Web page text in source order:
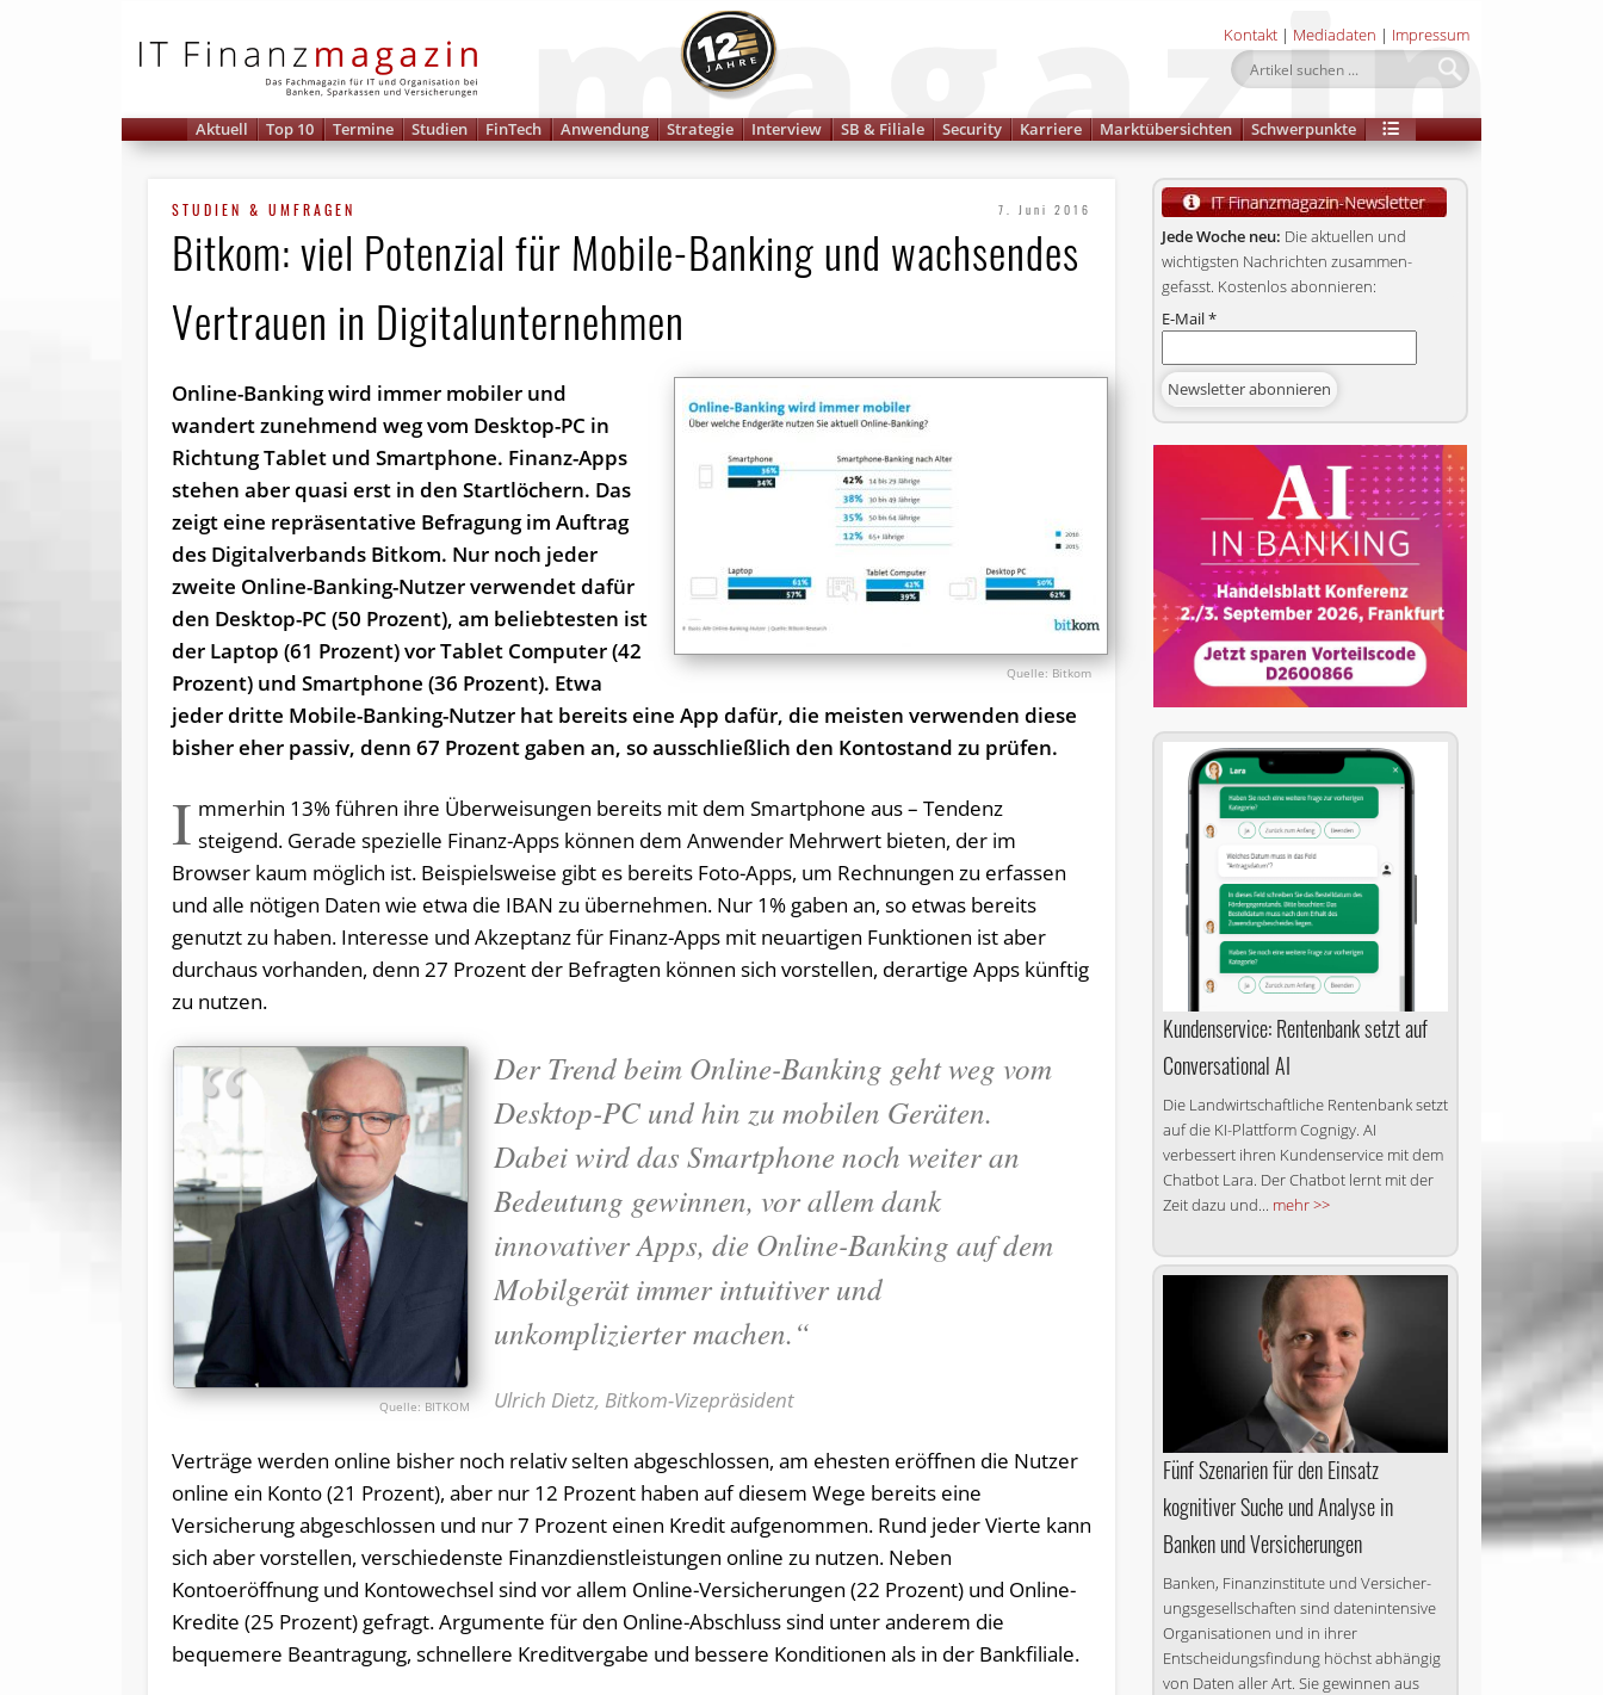
Kontakt | Mediadaten | Impressum
Aktuell Top 10 Termine Studien FinTech Anwendung Strategie Interview SB & Filiale Security Karriere Marktübersichten Schwerpunkte
STUDIEN & UMFRAGEN 7. Juni 2016
Bitkom: viel Potenzial für Mobile-Banking und wachsendes
Vertrauen in Digitalunternehmen
Bitkom
Online-Banking wird immer mobiler und
wandert zunehmend weg vom Desktop-PC in
Richtung Tablet und Smartphone. Finanz-Apps
stehen aber quasi erst in den Startlöchern. Das
zeigt eine repräsentative Befragung im Auftrag
des Digitalverbands Bitkom. Nur noch jeder
zweite Online-Banking-Nutzer verwendet dafür
den Desktop-PC (50 Prozent), am beliebtesten ist
der Laptop (61 Prozent) vor Tablet Computer (42
Prozent) und Smartphone (36 Prozent). Etwa
jeder dritte Mobile-Banking-Nutzer hat bereits eine App dafür, die meisten verwenden diese
bisher eher passiv, denn 67 Prozent gaben an, so ausschließlich den Kontostand zu prüfen.
I mmerhin 13% führen ihre Überweisungen bereits mit dem Smartphone aus – Tendenz
steigend. Gerade spezielle Finanz-Apps können dem Anwender Mehrwert bieten, der im
Browser kaum möglich ist. Beispielsweise gibt es bereits Foto-Apps, um Rechnungen zu erfassen
und alle nötigen Daten wie etwa die IBAN zu übernehmen. Nur 1% gaben an, so etwas bereits
genutzt zu haben. Interesse und Akzeptanz für Finanz-Apps mit neuartigen Funktionen ist aber
durchaus vorhanden, denn 27 Prozent der Befragten können sich vorstellen, derartige Apps künftig
zu nutzen.
BITKOM
Der Trend beim Online-Banking geht weg vom
Desktop-PC und hin zu mobilen Geräten.
Dabei wird das Smartphone noch weiter an
Bedeutung gewinnen, vor allem dank
innovativer Apps, die Online-Banking auf dem
Mobilgerät immer intuitiver und
unkomplizierter machen.“
Ulrich Dietz, Bitkom-Vizepräsident
Verträge werden online bisher noch relativ selten abgeschlossen, am ehesten eröffnen die Nutzer
online ein Konto (21 Prozent), aber nur 12 Prozent haben auf diesem Wege bereits eine
Versicherung abgeschlossen und nur 7 Prozent einen Kredit aufgenommen. Rund jeder Vierte kann
sich aber vorstellen, verschiedenste Finanzdienstleistungen online zu nutzen. Neben
Kontoeröffnung und Kontowechsel sind vor allem Online-Versicherungen (22 Prozent) und Online-
Kredite (25 Prozent) gefragt. Argumente für den Online-Abschluss sind unter anderem die
bequemere Beantragung, schnellere Kreditvergabe und bessere Konditionen als in der Bankfiliale.
Jede Woche neu: Die aktuellen und
wichtigsten Nachrichten zusammen­
gefasst. Kostenlos abonnieren:
E-Mail*
Kundenservice: Rentenbank setzt auf
Conversational AI
Die Landwirtschaftliche Rentenbank setzt
auf die KI-Plattform Cognigy. AI
verbessert ihren Kundenservice mit dem
Chatbot Lara. Der Chatbot lernt mit der
Zeit dazu und... mehr >>
Fünf Szenarien für den Einsatz
kognitiver Suche und Analyse in
Banken und Versicherungen
Banken, Finanzinstitute und Versicher­
ungs­ge­sell­schaften sind datenintensive
Organisationen und in ihrer
Entscheidungsfindung höchst abhängig
von Daten aller Art. Sie gewinnen aus